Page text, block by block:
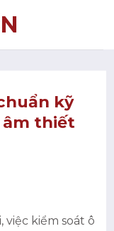
kỹ
thiết
kiểm soát ô